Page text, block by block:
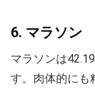
6. マラソン
マラソンは
す。肉体的にも